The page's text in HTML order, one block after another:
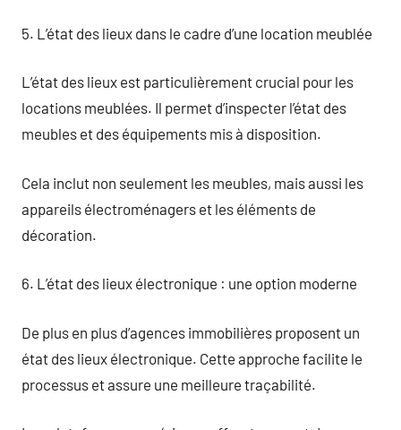
5. L’état des lieux dans le cadre d’une location meublée
L’état des lieux est particulièrement crucial pour les
locations meublées. Il permet d’inspecter l’état des
meubles et des équipements mis à disposition.
Cela inclut non seulement les meubles, mais aussi les
appareils électroménagers et les éléments de
décoration.
6. L’état des lieux électronique : une option moderne
De plus en plus d’agences immobilières proposent un
état des lieux électronique. Cette approche facilite le
processus et assure une meilleure traçabilité.